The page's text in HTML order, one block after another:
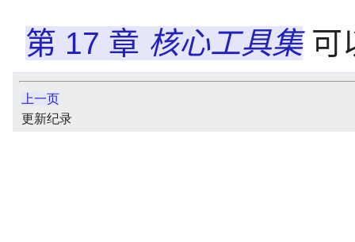
第 17 章 核心工具集可
上一页
更新纪录